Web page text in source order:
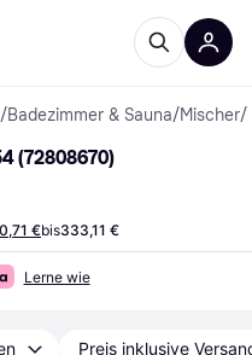
/Badezimmer & Sauna/Mischer/
(72808670)
€bis333,11 €
Lerne wie
Preis inklusive